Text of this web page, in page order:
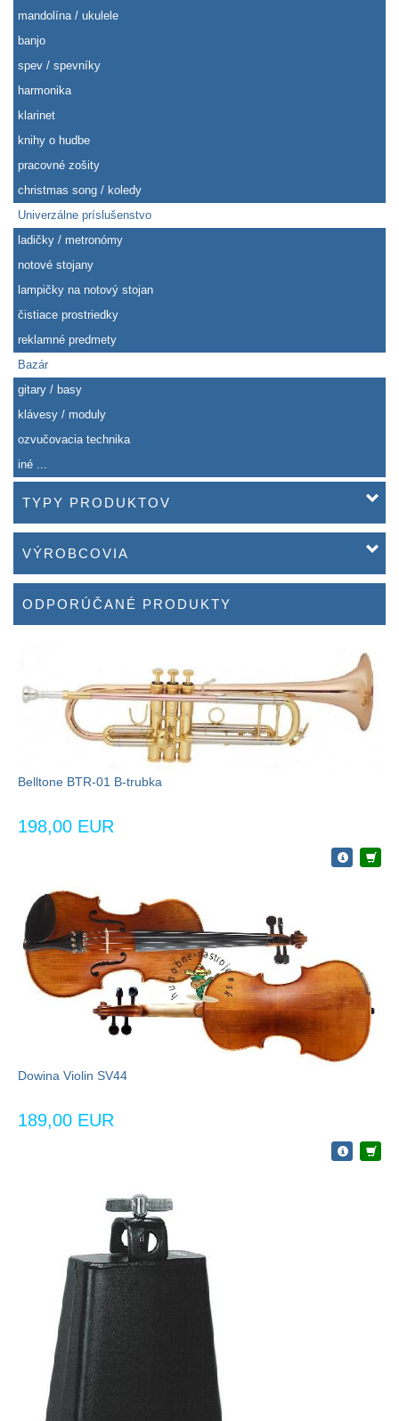
mandolína / ukulele
banjo
spev / spevníky
harmonika
klarinet
knihy o hudbe
pracovné zošity
christmas song / koledy
Univerzálne príslušenstvo
ladičky / metronómy
notové stojany
lampičky na notový stojan
čistiace prostriedky
reklamné predmety
Bazár
gitary / basy
klávesy / moduly
ozvučovacia technika
iné ...
TYPY PRODUKTOV
VÝROBCOVIA
ODPORÚČANÉ PRODUKTY
Belltone BTR-01 B-trubka
198,00 EUR
Dowina Violin SV44
189,00 EUR